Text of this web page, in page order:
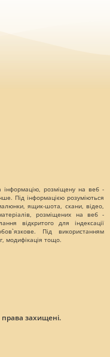
інформацію, розміщену на веб -
Під інформацією розуміються
ящик-шота, скани, відео,
розміщених на веб -
відкритого для індексації
Під використанням
модифікація тощо.
захищені.